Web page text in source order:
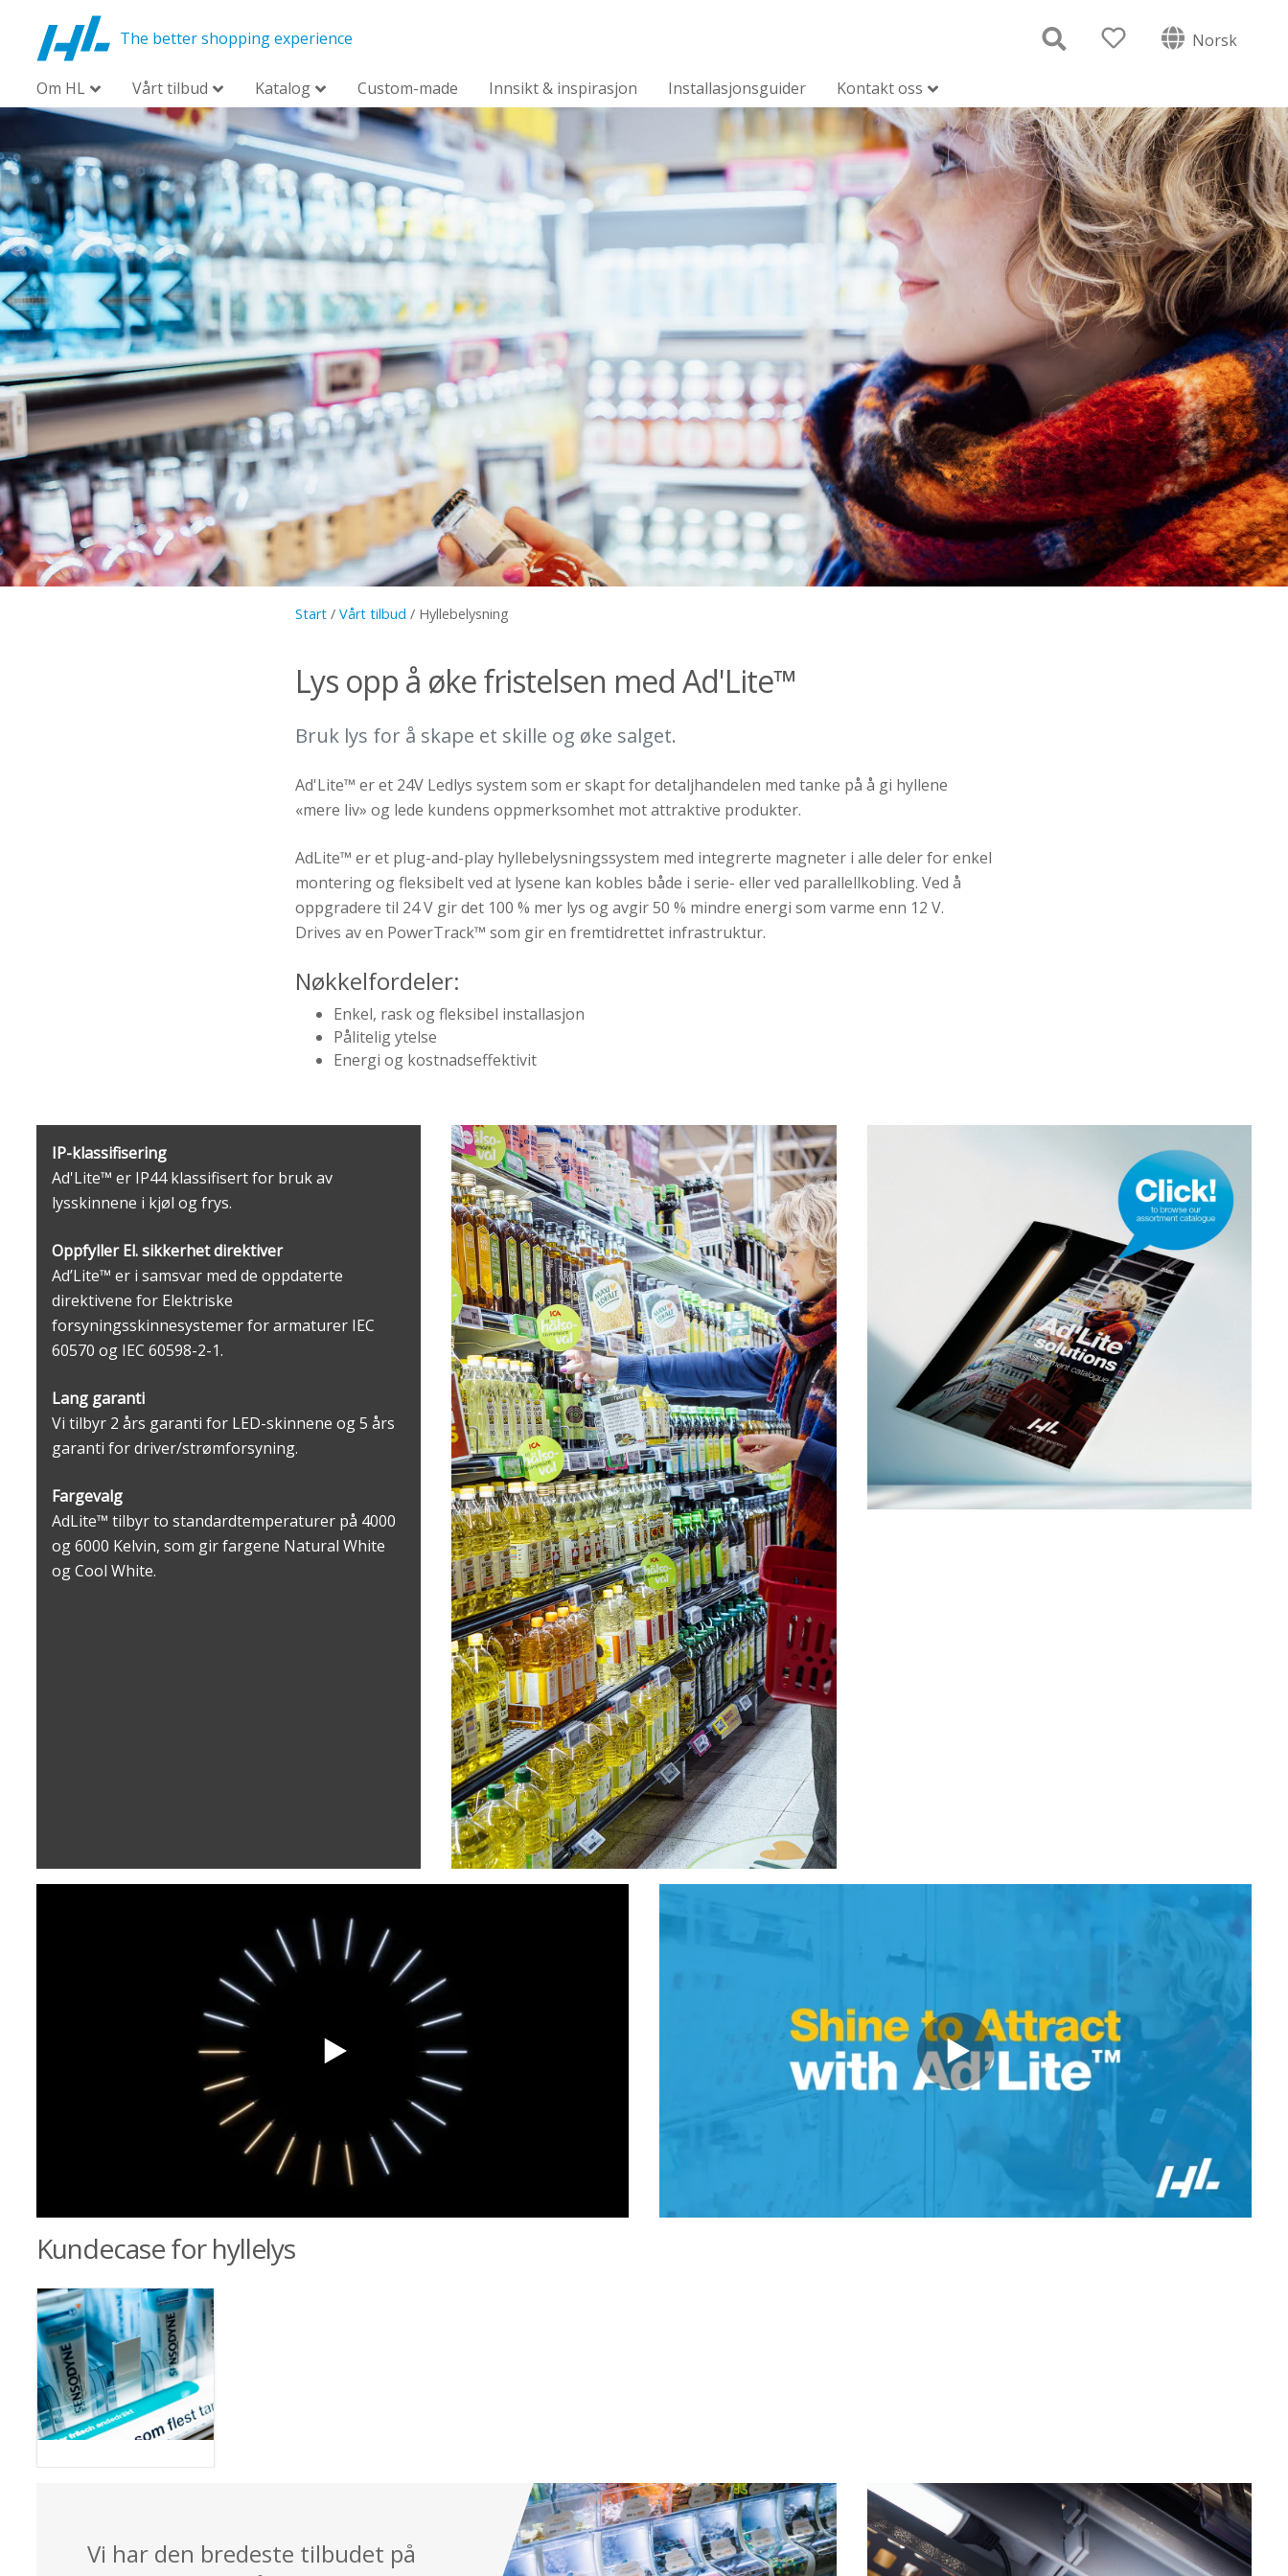
The better shopping experience Norsk
Om HL Vårt tilbud Katalog Custom-made Innsikt & inspirasjon Installasjonsguider Kontakt oss
Start/ Vårt tilbud / Hyllebelysning
Lys opp å øke fristelsen med Ad'Lite™
Bruk lys for å skape et skille og øke salget.
Ad'Lite™ er et 24V Ledlys system som er skapt for detaljhandelen med tanke på å gi hyllene
«mere liv» og lede kundens oppmerksomhet mot attraktive produkter.
AdLite™ er et plug-and-play hyllebelysningssystem med integrerte magneter i alle deler for enkel
montering og fleksibelt ved at lysene kan kobles både i serie- eller ved parallellkobling. Ved å
oppgradere til 24 V gir det 100 % mer lys og avgir 50 % mindre energi som varme enn 12 V.
Drives av en PowerTrack™ som gir en fremtidrettet infrastruktur.
Nøkkelfordeler:
Enkel, rask og fleksibel installasjon
Pålitelig ytelse
Energi og kostnadseffektivit
IP-klassifisering
Ad'Lite™ er IP44 klassifisert for bruk av
lysskinnene i kjøl og frys.
Oppfyller El. sikkerhet direktiver
Ad’Lite™ er i samsvar med de oppdaterte
direktivene for Elektriske
forsyningsskinnesystemer for armaturer IEC
60570 og IEC 60598-2-1.
Lang garanti
Vi tilbyr 2 års garanti for LED-skinnene og 5 års
garanti for driver/strømforsyning.
Fargevalg
AdLite™ tilbyr to standardtemperaturer på 4000
og 6000 Kelvin, som gir fargene Natural White
og Cool White.
Kundecase for hyllelys
Vi har den bredeste tilbudet på